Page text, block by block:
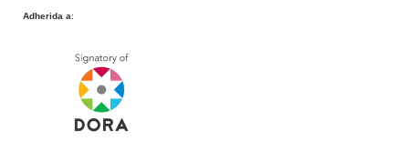
Adherida a: